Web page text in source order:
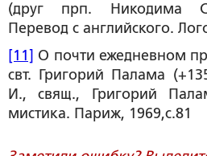
(друг прп. Никодима
Перевод с английского.
[11] О почти ежедневном
свт. Григорий Палама
И., свящ., Григорий
мистика. Париж, 1969,с.81